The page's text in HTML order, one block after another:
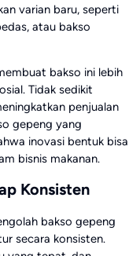
varian baru, seperti
atau bakso
bakso ini lebih
Tidak sedikit
penjualan
gepeng yang
inovasi bentuk bisa
bisnis makanan.
Konsisten
bakso gepeng
secara konsisten.